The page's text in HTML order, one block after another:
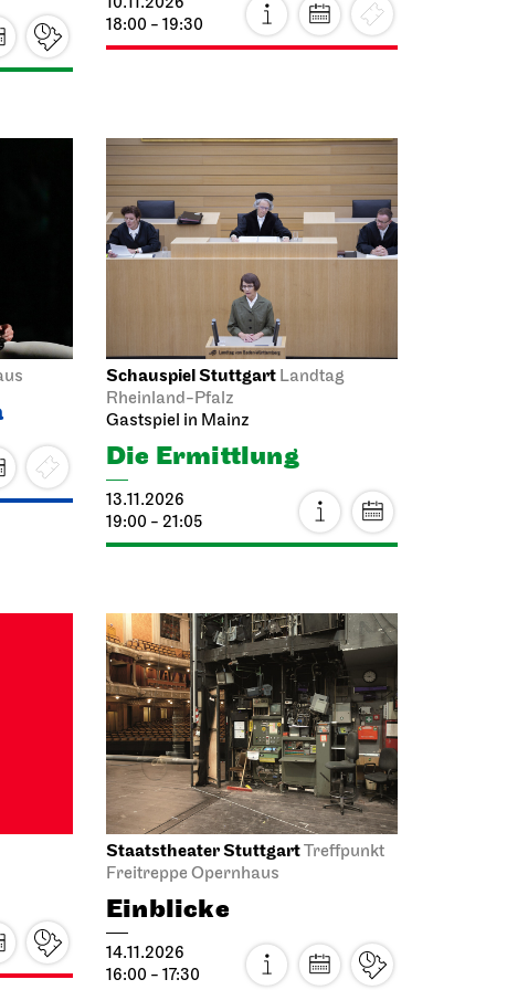
Foto: Björn Klein
28.10.2026
Sa, 31.10.2026
JOiN
Treffpunkt: Opernhaus-
Eingang in Richtung Landtag
OpernLAB zu „Lady
Macbeth von Mzensk“
14:00 - 17:00
Schauspiel Stuttgart
Foyer
Kammertheater
Gesprächsreihe